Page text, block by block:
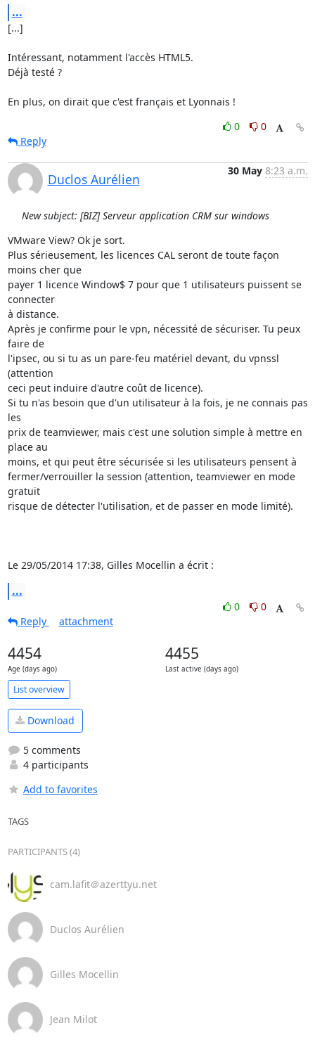
...
[...]
Intéressant, notamment l'accès HTML5.
Déjà testé ?
En plus, on dirait que c'est français et Lyonnais !
0
0
Reply
Duclos Aurélien
30 May 8:23 a.m.
New subject: [BIZ] Serveur application CRM sur windows
VMware View? Ok je sort.
Plus sérieusement, les licences CAL seront de toute façon
moins cher que
payer 1 licence Window$ 7 pour que 1 utilisateurs puissent se
connecter
à distance.
Après je confirme pour le vpn, nécessité de sécuriser. Tu peux
faire de
l'ipsec, ou si tu as un pare-feu matériel devant, du vpnssl
(attention
ceci peut induire d'autre coût de licence).
Si tu n'as besoin que d'un utilisateur à la fois, je ne connais pas
les
prix de teamviewer, mais c'est une solution simple à mettre en
place au
moins, et qui peut être sécurisée si les utilisateurs pensent à
fermer/verrouiller la session (attention, teamviewer en mode
gratuit
risque de détecter l'utilisation, et de passer en mode limité).
Le 29/05/2014 17:38, Gilles Mocellin a écrit :
...
0
0
Reply
attachment
4454
Age (days ago)
4455
Last active (days ago)
List overview
Download
5 comments
4 participants
Add to favorites
TAGS
PARTICIPANTS (4)
cam.lafit＠azerttyu.net
Duclos Aurélien
Gilles Mocellin
Jean Milot